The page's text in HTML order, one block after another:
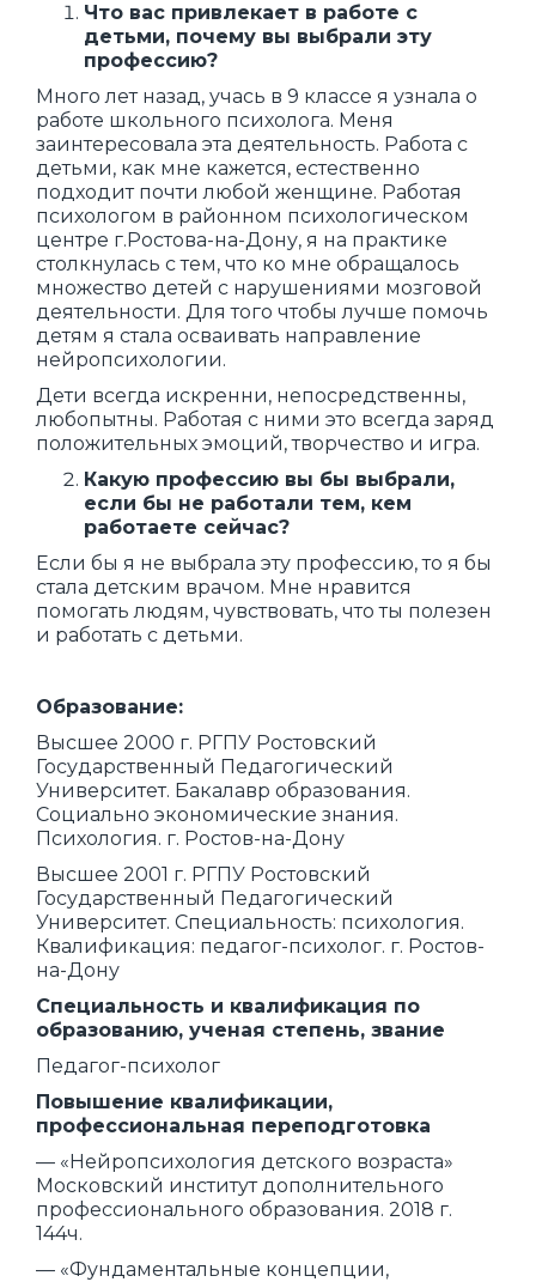
Что вас привлекает в работе с
детьми, почему вы выбрали эту
профессию?
Много лет назад, учась в 9 классе я узнала о
работе школьного психолога. Меня
заинтересовала эта деятельность. Работа с
детьми, как мне кажется, естественно
подходит почти любой женщине. Работая
психологом в районном психологическом
центре г.Ростова-на-Дону, я на практике
столкнулась с тем, что ко мне обращалось
множество детей с нарушениями мозговой
деятельности. Для того чтобы лучше помочь
детям я стала осваивать направление
нейропсихологии.
Дети всегда искренни, непосредственны,
любопытны. Работая с ними это всегда заряд
положительных эмоций, творчество и игра.
Какую профессию вы бы выбрали,
если бы не работали тем, кем
работаете сейчас?
Если бы я не выбрала эту профессию, то я бы
стала детским врачом. Мне нравится
помогать людям, чувствовать, что ты полезен
и работать с детьми.
Образование:
Высшее 2000 г. РГПУ Ростовский
Государственный Педагогический
Университет. Бакалавр образования.
Социально экономические знания.
Психология. г. Ростов-на-Дону
Высшее 2001 г. РГПУ Ростовский
Государственный Педагогический
Университет. Специальность: психология.
Квалификация: педагог-психолог. г. Ростов-
на-Дону
Специальность и квалификация по
образованию, ученая степень, звание
Педагог-психолог
Повышение квалификации,
профессиональная переподготовка
— «Нейропсихология детского возраста»
Московский институт дополнительного
профессионального образования. 2018 г.
144ч.
— «Фундаментальные концепции,